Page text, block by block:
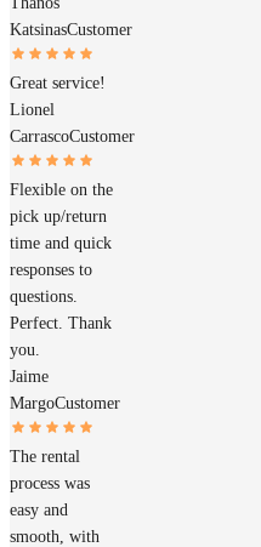
KatsinasCustomer
Great service!
Lionel
CarrascoCustomer
Flexible on the
pick up/return
time and quick
responses to
questions.
Perfect. Thank
you.
Jaime
MargoCustomer
The rental
process was
easy and
smooth, with